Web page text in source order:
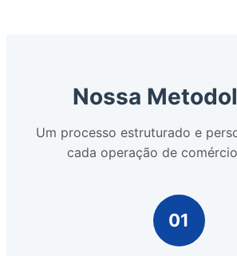
Nossa
Um processo estruturado e
cada operação de
01